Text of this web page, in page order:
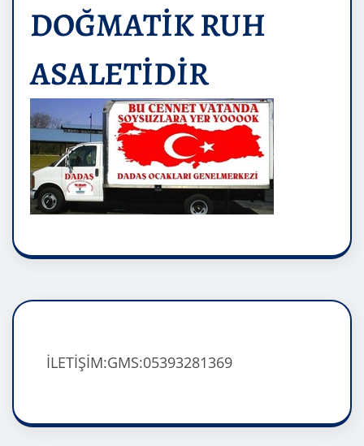
DOĞMATİK RUH
ASALETİDİR
İLETİŞİM:GMS:05393281369